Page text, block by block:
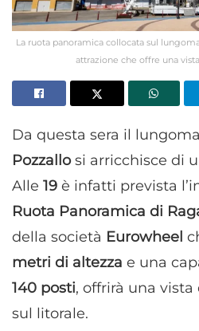
La ruota panoramica collocata sul
attrazione che offre una
Da questa sera il
Pozzallosi arricchisce di
Alle 19 è infatti prevista
Ruota Panoramica di
della società Eurowheel
metri di altezza e una
140 posti, offrirà una vista
sul litorale.